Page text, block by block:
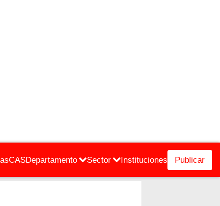
CASDepartamento Sector Instituciones Publicar